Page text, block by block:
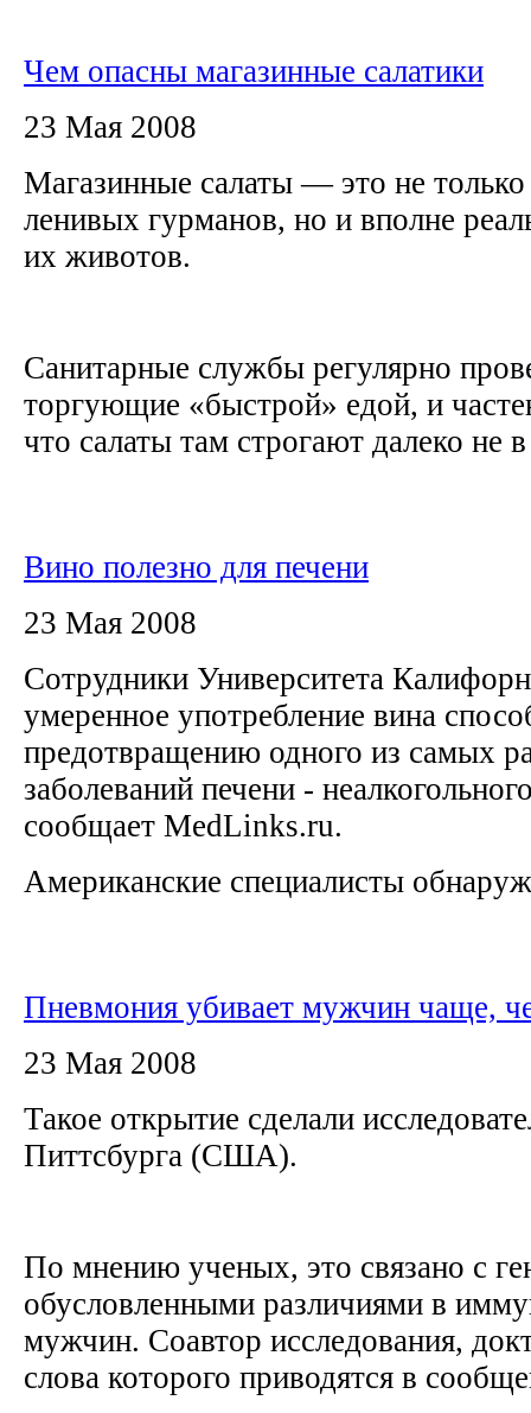
Чем опасны магазинные салатики
23 Мая 2008
Магазинные салаты — это не только
ленивых гурманов, но и вполне
их животов.
Санитарные службы регулярно
торгующие «быстрой» едой, и
что салаты там строгают далеко не
Вино полезно для печени
23 Мая 2008
Сотрудники Университета
умеренное употребление вина
предотвращению одного из самых
заболеваний печени -
сообщает MedLinks.ru.
Американские специалисты
Пневмония убивает мужчин чаще,
23 Мая 2008
Такое открытие сделали
Питтсбурга (США).
По мнению ученых, это связано с
обусловленными различиями в
мужчин. Соавтор исследования,
слова которого приводятся в